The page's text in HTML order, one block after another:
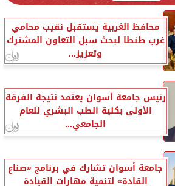
محافظ الغربية يستقبل نقيب محامي
غرب طنطا لبحث سبل التعاون المشترك
وتعزيز...
رئيس جامعة أسوان يعتمد نتيجة الفرقة
الأولى بكلية الطب البشري للعام
الجامعي...
جامعة أسوان تشارك في برنامج «صناع
القادة» لتنمية مهارات القيادة